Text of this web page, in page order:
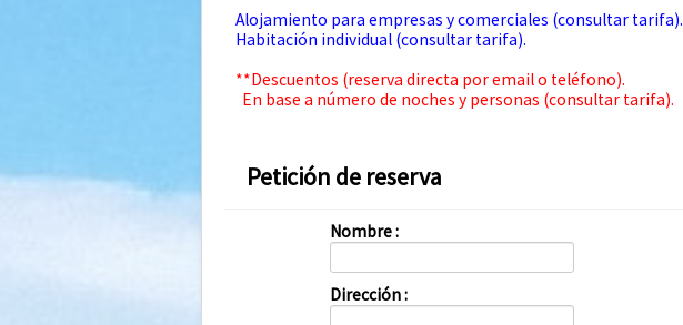
Alojamiento para empresas y comerciales (consultar tarifa).
Habitación individual (consultar tarifa).
**Descuentos (reserva directa por email o teléfono).
En base a número de noches y personas (consultar tarifa).
Petición de reserva
Nombre :
Dirección :